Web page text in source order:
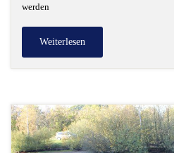
werden
Weiterlesen